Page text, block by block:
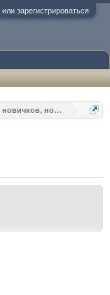
или зарегистрироваться
новости,